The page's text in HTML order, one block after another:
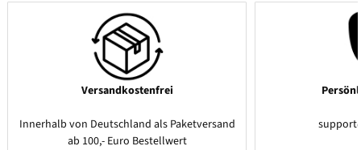
Versandkostenfrei
Innerhalb von Deutschland als Paketversand
ab 100,- Euro Bestellwert